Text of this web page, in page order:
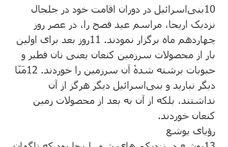
10بنی‌اسرائیل در دوران اقامت خود در جلجال
نزدیک اریحا، مراسم عید فصح را، در عصر روز
چهاردهم ماه برگزار نمودند. 11روز بعد برای اولین
بار از محصولات سرزمین کنعان یعنی نان فطیر و
حبوبات برشته شدهٔ آن سرزمین را خوردند. 12مَنّا
دیگر نبارید و بنی‌اسرائیل دیگر هرگز از آن
نداشتند، بلکه از آن به بعد از محصولات زمین
کنعان خوردند.
رؤیای یوشع